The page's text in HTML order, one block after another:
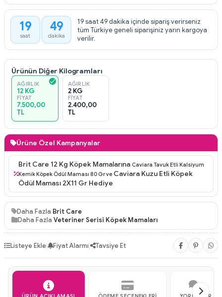
19
saat
49
dakika
19 saat 49 dakika içinde sipariş verirseniz
tüm Türkiye geneli siparişiniz yarın kargoya
verilir.
Ürünün Diğer Kilogramları
AĞIRLIK
12 KG
FIYAT
7.500,00
TL
AĞIRLIK
2 KG
FIYAT
2.400,00
TL
Ürüne Özel Kampanyalar
Brit Care 12 Kg Köpek Mamalarına Caviara Tavuk Etli Kalsiyum
Kemik Köpek Ödül Maması 80 Gr ve Caviara Kuzu Etli Köpek
Ödül Maması 2X11 Gr Hediye
Daha Fazla Brit Care
Daha Fazla Veteriner Serisi Köpek Mamaları
Listeye Ekle| Fiyat Alarmı| Tavsiye Et